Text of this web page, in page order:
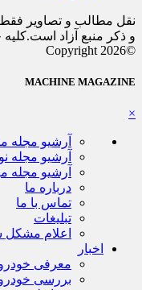
نقل مطالب و تصاویر
و ذکر منبع آزاد
©Copyright 2026
MACHINE MAGAZINE
×
آرشیو مجله
آرشیو مجله
آرشیو مجله
درباره ما
تماس با ما
تبلیغات
اعلام مشکل
اخبار
معرفی
بررسی